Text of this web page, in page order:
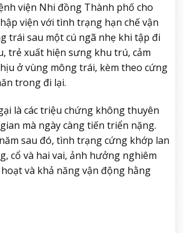
viện Nhi đồng Thành phố cho
viện với tình trạng hạn chế vận
trái sau một cú ngã nhẹ khi tập đi
trẻ xuất hiện sưng khu trú, cảm
ở vùng mông trái, kèm theo cứng
trong đi lại.
là các triệu chứng không thuyên
mà ngày càng tiến triển nặng.
sau đó, tình trạng cứng khớp lan
cổ và hai vai, ảnh hưởng nghiêm
và khả năng vận động hằng